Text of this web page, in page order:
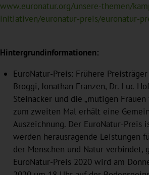
www.euronatur.org/unsere-themen/
initiativen/euronatur-preis/euronatur-
Hintergrundinformationen:
EuroNatur-Preis: Frühere
Broggi, Jonathan Franzen, Dr. Luc
Steinacker und die „mutigen Frauen
zum zweiten Mal erhält eine
Auszeichnung. Der EuroNatur-
werden herausragende Leistungen
der Menschen und Natur verbindet,
EuroNatur-Preis 2020 wird am